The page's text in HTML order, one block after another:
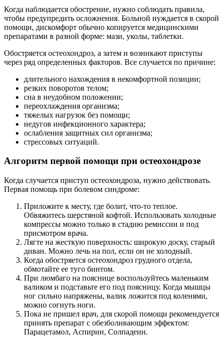
Когда наблюдается обострение, нужно соблюдать правила,
чтобы предупредить осложнения. Больной нуждается в скорой
помощи, дискомфорт обычно копируется медицинскими
препаратами в разной форме: мази, уколы, таблетки.
Обостряется остеохондроз, а затем и возникают приступы
через ряд определенных факторов. Все случается по причине:
длительного нахождения в некомфортной позиции;
резких поворотов телом;
сна в неудобном положении;
переохлаждения организма;
тяжелых нагрузок без помощи;
недугов инфекционного характера;
ослабления защитных сил организма;
стрессовых ситуаций.
Алгоритм первой помощи при остеохондрозе
Когда случается приступ остеохондроза, нужно действовать.
Первая помощь при болевом синдроме:
Приложите к месту, где болит, что-то теплое.
Обвяжитесь шерстяной кофтой. Использовать холодные
компрессы можно только в стадию ремиссии и под
присмотром врача.
Лягте на жесткую поверхность: широкую доску, старый
диван. Можно лечь на пол, если он не холодный.
Когда обостряется остеохондроз грудного отдела,
обмотайте ее туго бинтом.
При люмбаго на пояснице воспользуйтесь маленьким
валиком и подставьте его под поясницу. Когда мышцы
ног сильно напряжены, валик ложится под коленями,
можно согнуть ноги.
Пока не пришел врач, для скорой помощи рекомендуется
принять препарат с обезболивающим эффектом:
Парацетамол, Аспирин, Солпадеин.